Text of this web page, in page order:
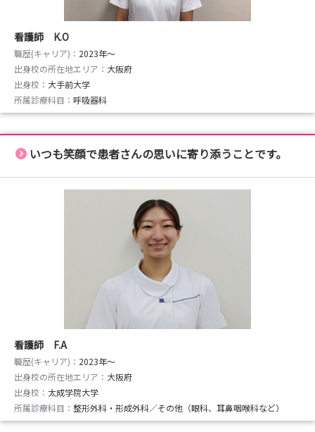
看護師 K.O
職歴(キャリア)： 2023年〜
出身校の所在地エリア： 大阪府
出身校： 大手前大学
所属診療科目： 呼吸器科
いつも笑顔で患者さんの思いに寄り添うことです。
看護師 F.A
職歴(キャリア)： 2023年〜
出身校の所在地エリア： 大阪府
出身校： 太成学院大学
所属診療科目： 整形外科・形成外科／その他（眼科、耳鼻咽喉科など）